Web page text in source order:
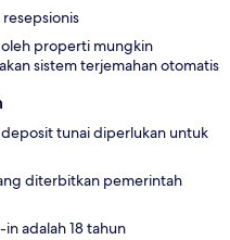
properti mungkin
sistem terjemahan otomatis
tunai diperlukan untuk
diterbitkan pemerintah
adalah 18 tahun